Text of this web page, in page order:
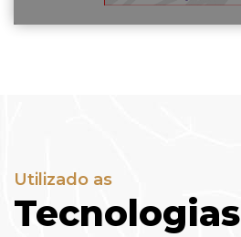
Utilizado as
Tecnologias